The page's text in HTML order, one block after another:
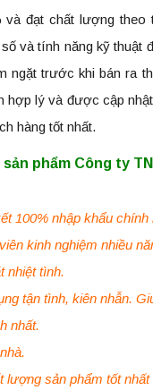
đạt chất lượng theo
và tính năng kỹ thuật
ngặt trước khi bán ra
hợp lý và được cập
hàng tốt nhất.
phẩm Công ty
100% nhập khẩu chính
kinh nghiệm nhiều
nhiệt tình.
tận tình, kiên nhẫn.
nhất.
lượng sản phẩm tốt